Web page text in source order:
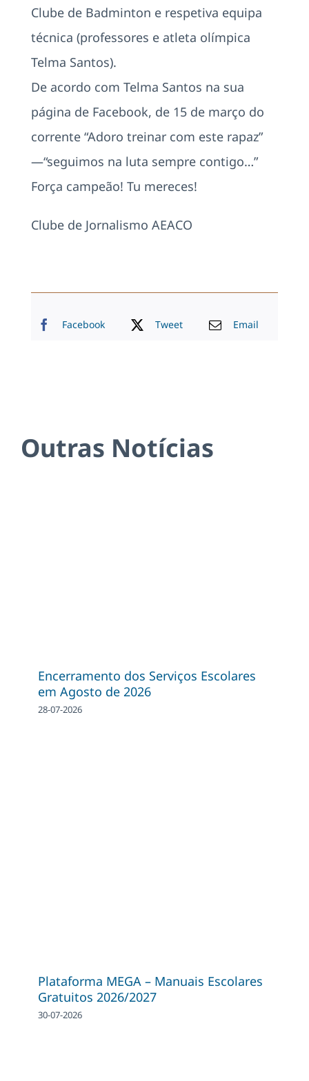
Clube de Badminton e respetiva equipa
técnica (professores e atleta olímpica
Telma Santos).
De acordo com Telma Santos na sua
página de Facebook, de 15 de março do
corrente “Adoro treinar com este rapaz”
—“seguimos na luta sempre contigo…”
Força campeão! Tu mereces!
Clube de Jornalismo AEACO
Facebook Tweet Email
Outras Notícias
Encerramento dos Serviços Escolares
em Agosto de 2026
28-07-2026
Plataforma MEGA – Manuais Escolares
Gratuitos 2026/2027
30-07-2026